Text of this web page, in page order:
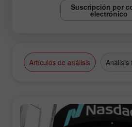
Suscripción por
electrónico
Artículos de análisis Análisis